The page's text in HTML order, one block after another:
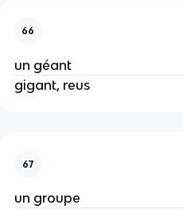
66
un géant
gigant, reus
67
un groupe